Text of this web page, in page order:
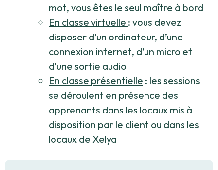
mot, vous êtes le seul maître à bord
En classe virtuelle : vous devez
disposer d’un ordinateur, d’une
connexion internet, d’un micro et
d’une sortie audio
En classe présentielle : les sessions
se déroulent en présence des
apprenants dans les locaux mis à
disposition par le client ou dans les
locaux de Xelya